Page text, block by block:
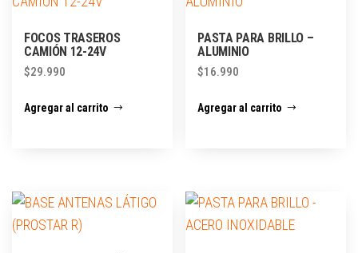
FOCOS TRASEROS
CAMIÓN 12-24V
$29.990
Agregar al carrito
PASTA PARA BRILLO –
ALUMINIO
$16.990
Agregar al carrito